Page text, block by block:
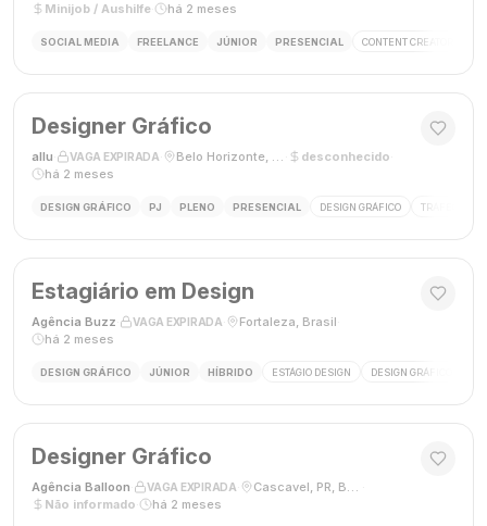
Minijob / Aushilfe
há 2 meses
SOCIAL MEDIA FREELANCE JÚNIOR PRESENCIAL CONTENT CREATOR
Designer Gráfico
allu VAGA EXPIRADA Belo Horizonte, MG, Brasil desconhecido
há 2 meses
DESIGN GRÁFICO PJ PLENO PRESENCIAL DESIGN GRÁFICO TRÁFEGO
Estagiário em Design
Agência Buzz VAGA EXPIRADA Fortaleza, Brasil
há 2 meses
DESIGN GRÁFICO JÚNIOR HÍBRIDO ESTÁGIO DESIGN DESIGN GRÁFICO
Designer Gráfico
Agência Balloon VAGA EXPIRADA Cascavel, PR, Brasil
Não informado
há 2 meses